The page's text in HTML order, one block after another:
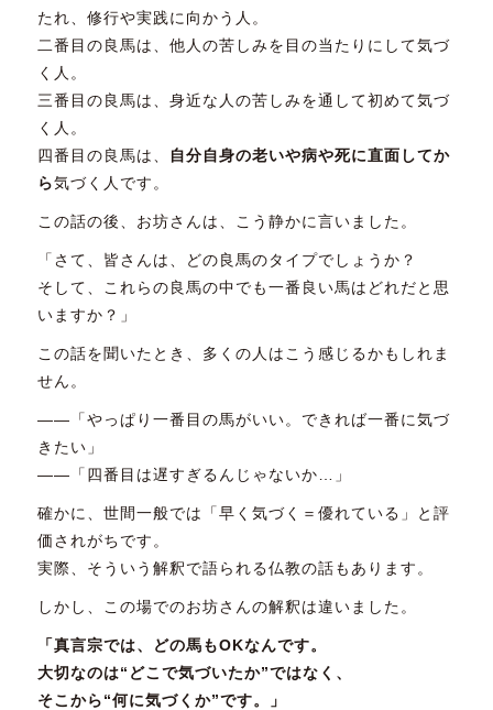
たれ、修行や実践に向かう人。
二番目の良馬は、他人の苦しみを目の当たりにして気づ
く人。
三番目の良馬は、身近な人の苦しみを通して初めて気づ
く人。
四番目の良馬は、 自分自身の老いや病や死に直面してか
ら気づく人です。
この話の後、お坊さんは、こう静かに言いました。
「さて、皆さんは、どの良馬のタイプでしょうか？
そして、これらの良馬の中でも一番良い馬はどれだと思
いますか？」
この話を聞いたとき、多くの人はこう感じるかもしれま
せん。
――「やっぱり一番目の馬がいい。できれば一番に気づ
きたい」
――「四番目は遅すぎるんじゃないか…」
確かに、世間一般では「早く気づく＝優れている」と評
価されがちです。
実際、そういう解釈で語られる仏教の話もあります。
しかし、この場でのお坊さんの解釈は違いました。
「真言宗では、どの馬もOKなんです。
大切なのは“どこで気づいたか”ではなく、
そこから“何に気づくか”です。」